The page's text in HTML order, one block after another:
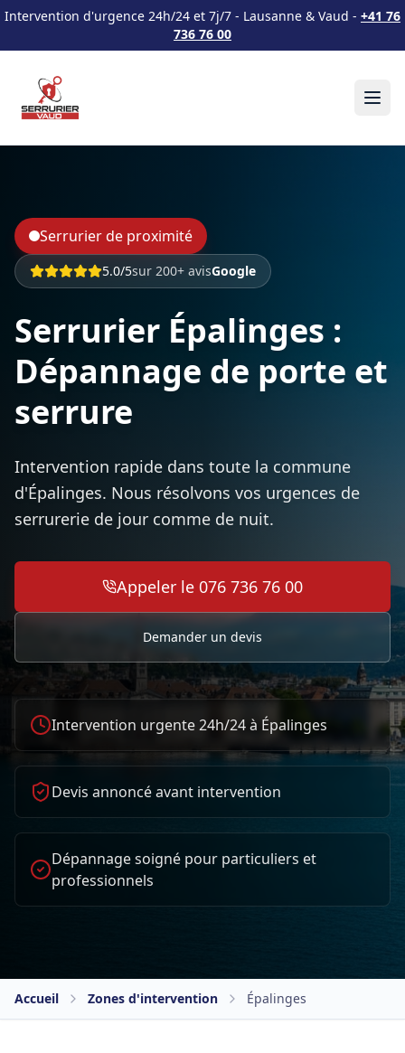
Intervention d'urgence 24h/24 et 7j/7 - Lausanne & Vaud - +41 76
736 76 00
Serrurier de proximité
5.0/5sur 200+ avisGoogle
Serrurier Épalinges :
Dépannage de porte et
serrure
Intervention rapide dans toute la commune
d'Épalinges. Nous résolvons vos urgences de
serrurerie de jour comme de nuit.
Appeler le 076 736 76 00
Demander un devis
Intervention urgente 24h/24 à Épalinges
Devis annoncé avant intervention
Dépannage soigné pour particuliers et
professionnels
Accueil Zones d'intervention Épalinges